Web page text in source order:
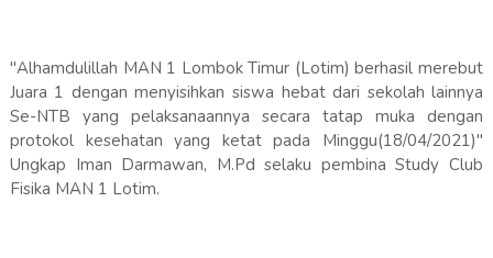
"Alhamdulillah MAN 1 Lombok Timur (Lotim) berhasil merebut
Juara 1 dengan menyisihkan siswa hebat dari sekolah lainnya
Se-NTB yang pelaksanaannya secara tatap muka dengan
protokol kesehatan yang ketat pada Minggu(18/04/2021)"
Ungkap Iman Darmawan, M.Pd selaku pembina Study Club
Fisika MAN 1 Lotim.